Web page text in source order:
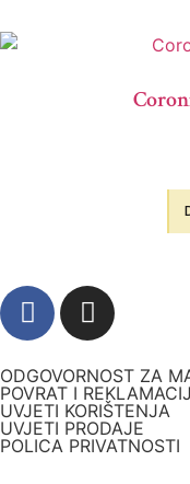
ODGOVORNOST ZA
POVRAT I
UVJETI KORIŠTENJA
UVJETI PRODAJE
POLICA PRIVATNOSTI